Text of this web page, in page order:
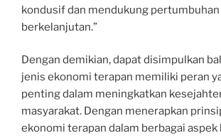
kondusif dan mendukung
berkelanjutan.”
Dengan demikian, dapat disimpulkan
jenis ekonomi terapan memiliki peran
penting dalam meningkatkan
masyarakat. Dengan menerapkan
ekonomi terapan dalam berbagai aspek